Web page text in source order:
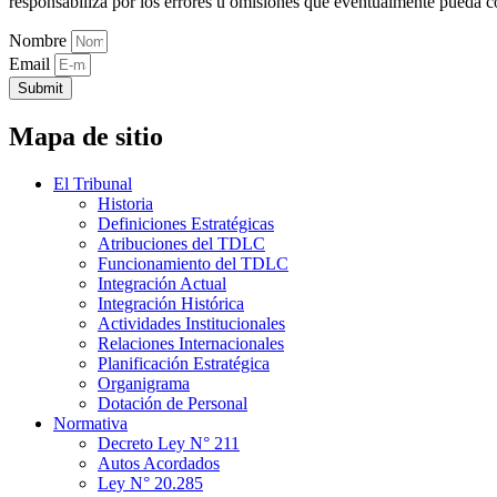
Nombre
Email
Submit
Mapa de sitio
El Tribunal
Historia
Definiciones Estratégicas
Atribuciones del TDLC
Funcionamiento del TDLC
Integración Actual
Integración Histórica
Actividades Institucionales
Relaciones Internacionales
Planificación Estratégica
Organigrama
Dotación de Personal
Normativa
Decreto Ley N° 211
Autos Acordados
Ley N° 20.285